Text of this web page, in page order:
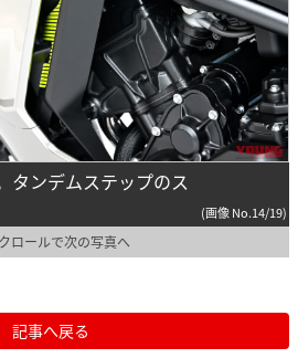
タンデムステップのス
(画像 No.14/19)
ロールで次の写真へ
記事へ戻る